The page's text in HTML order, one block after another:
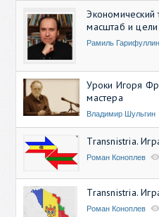
Экономический
масштаб и цели
Рамиль Гарифуллин
Уроки Игоря
мастера
Владимир Шульгин
Transnistria.
Роман Коноплев
Transnistria.
Роман Коноплев